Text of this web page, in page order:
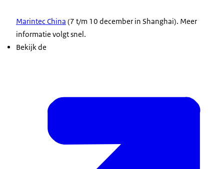
Marintec China (7 t/m 10 december in Shanghai). Meer
informatie volgt snel.
Bekijk de